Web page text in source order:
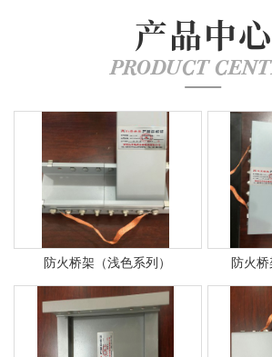
产品中心
PRODUCT
防火桥架（浅色系列） 防火桥